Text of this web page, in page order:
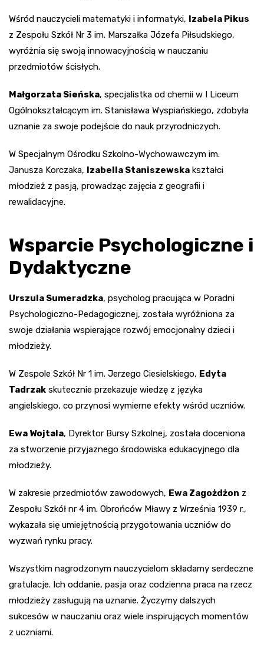
Wśród nauczycieli matematyki i informatyki, Izabela Pikus
z Zespołu Szkół Nr 3 im. Marszałka Józefa Piłsudskiego,
wyróżnia się swoją innowacyjnością w nauczaniu
przedmiotów ścisłych.
Małgorzata Sieńska, specjalistka od chemii w I Liceum
Ogólnokształcącym im. Stanisława Wyspiańskiego, zdobyła
uznanie za swoje podejście do nauk przyrodniczych.
W Specjalnym Ośrodku Szkolno-Wychowawczym im.
Janusza Korczaka, Izabella Staniszewska kształci
młodzież z pasją, prowadząc zajęcia z geografii i
rewalidacyjne.
Wsparcie Psychologiczne i
Dydaktyczne
Urszula Sumeradzka, psycholog pracująca w Poradni
Psychologiczno-Pedagogicznej, została wyróżniona za
swoje działania wspierające rozwój emocjonalny dzieci i
młodzieży.
W Zespole Szkół Nr 1 im. Jerzego Ciesielskiego, Edyta
Tadrzak skutecznie przekazuje wiedzę z języka
angielskiego, co przynosi wymierne efekty wśród uczniów.
Ewa Wojtala, Dyrektor Bursy Szkolnej, została doceniona
za stworzenie przyjaznego środowiska edukacyjnego dla
młodzieży.
W zakresie przedmiotów zawodowych, Ewa Zagożdżon z
Zespołu Szkół nr 4 im. Obrońców Mławy z Września 1939 r.,
wykazała się umiejętnością przygotowania uczniów do
wyzwań rynku pracy.
Wszystkim nagrodzonym nauczycielom składamy serdeczne
gratulacje. Ich oddanie, pasja oraz codzienna praca na rzecz
młodzieży zasługują na uznanie. Życzymy dalszych
sukcesów w nauczaniu oraz wiele inspirujących momentów
z uczniami.